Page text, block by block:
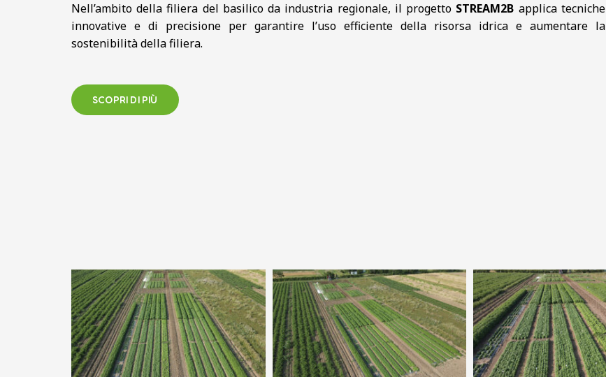
Nell’ambito della filiera del basilico da industria regionale, il progetto STREAM2B applica tecniche
innovative e di precisione per garantire l’uso efficiente della risorsa idrica e aumentare la
sostenibilità della filiera.
SCOPRI DI PIÙ